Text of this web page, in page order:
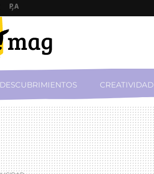
DESCUBRIMIENTOS CREATIVIDAD